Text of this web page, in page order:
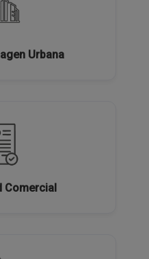
Urbana
Comercial